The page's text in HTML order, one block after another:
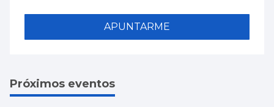
APUNTARME
Próximos eventos